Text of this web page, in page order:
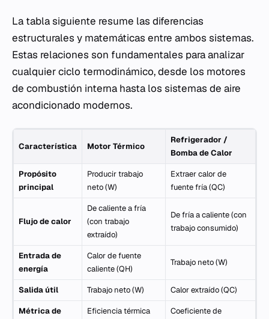
La tabla siguiente resume las diferencias
estructurales y matemáticas entre ambos sistemas.
Estas relaciones son fundamentales para analizar
cualquier ciclo termodinámico, desde los motores
de combustión interna hasta los sistemas de aire
acondicionado modernos.
Característica Motor Térmico
Refrigerador /
Bomba de Calor
Propósito
principal
Producir trabajo
neto (W)
Extraer calor de
fuente fría (QC)
Flujo de calor
De caliente a fría
(con trabajo
extraído)
De fría a caliente (con
trabajo consumido)
Entrada de
energía
Calor de fuente
caliente (QH)
Trabajo neto (W)
Salida útil Trabajo neto (W) Calor extraído (QC)
Métrica de
Eficiencia térmica
Coeficiente de